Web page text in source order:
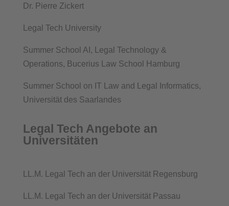
Dr. Pierre Zickert
Legal Tech University
Summer School AI, Legal Technology &
Operations, Bucerius Law School Hamburg
Summer School on IT Law and Legal Informatics,
Universität des Saarlandes
Legal Tech Angebote an
Universitäten
LL.M. Legal Tech an der Universität Regensburg
LL.M. Legal Tech an der Universität Passau